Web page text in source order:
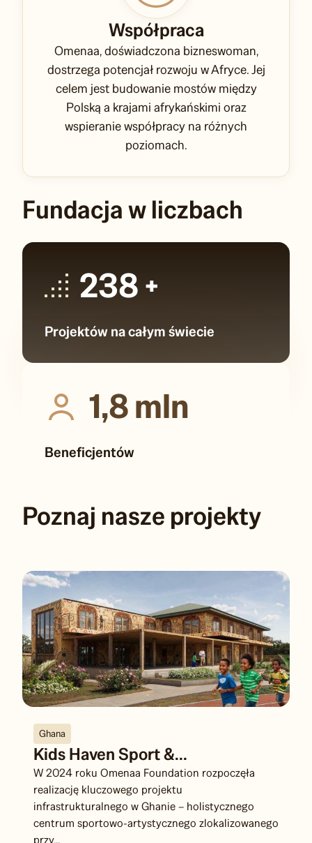
Współpraca
Omenaa, doświadczona bizneswoman,
dostrzega potencjał rozwoju w Afryce. Jej
celem jest budowanie mostów między
Polską a krajami afrykańskimi oraz
wspieranie współpracy na różnych
poziomach.
Fundacja w liczbach
238+
Projektów na całym świecie
1,8mln
Beneficjentów
Poznaj nasze projekty
Ghana
Kids Haven Sport &...
W 2024 roku Omenaa Foundation rozpoczęła
realizację kluczowego projektu
infrastrukturalnego w Ghanie – holistycznego
centrum sportowo-artystycznego zlokalizowanego